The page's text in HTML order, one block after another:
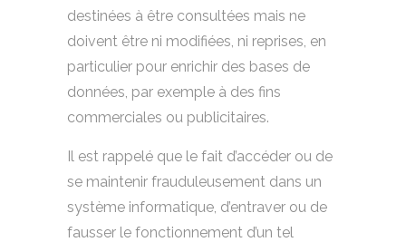
destinées à être consultées mais ne
doivent être ni modifiées, ni reprises, en
particulier pour enrichir des bases de
données, par exemple à des fins
commerciales ou publicitaires.
Il est rappelé que le fait d’accéder ou de
se maintenir frauduleusement dans un
système informatique, d’entraver ou de
fausser le fonctionnement d’un tel